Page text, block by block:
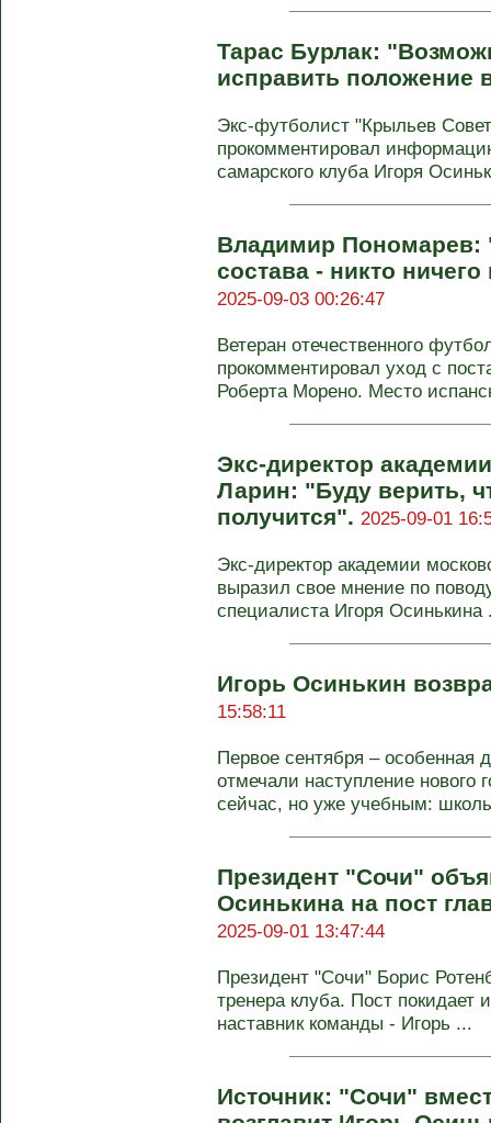
Тарас Бурлак:
исправить положение
Экс-футболист "Крыльев
прокомментировал
самарского клуба Игоря
Владимир Пономарев:
состава - никто
2025-09-03 00:26:47
Ветеран отечественного
прокомментировал уход с
Роберта Морено. Место
Экс-директор
Ларин: "Буду верить,
получится". 2025-09-01
Экс-директор академии
выразил свое мнение по
специалиста Игоря Осинькина
Игорь Осинькин
15:58:11
Первое сентября – особенная
отмечали наступление нового
сейчас, но уже учебным:
Президент "Сочи"
Осинькина на пост
2025-09-01 13:47:44
Президент "Сочи" Борис
тренера клуба. Пост
наставник команды - Игорь ...
Источник: "Сочи"